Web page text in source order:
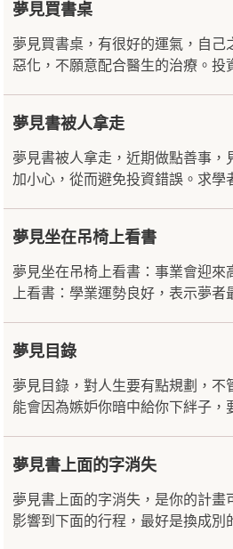
夢見買書桌
夢見買書桌，有很好的運氣，自
惡化，不願意配合醫生的治療。
夢見書被人拿走
夢見書被人拿走，近期做點善事
加小心，從而避免投資錯誤。求學
夢見坐在吊椅上看書
夢見坐在吊椅上看書：事業會迎
上看書：學業運勢良好，表示夢
夢見目錄
夢見目錄，對人生要有點規劃，
能會因為嫉妒你暗中給你下絆子
夢見書上面的字消失
夢見書上面的字消失，是你的計
影響到下面的行程，最好是換成